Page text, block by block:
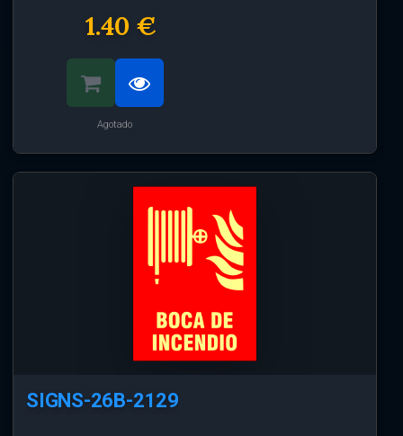
1.40 €
Agotado
SIGNS-26B-2129